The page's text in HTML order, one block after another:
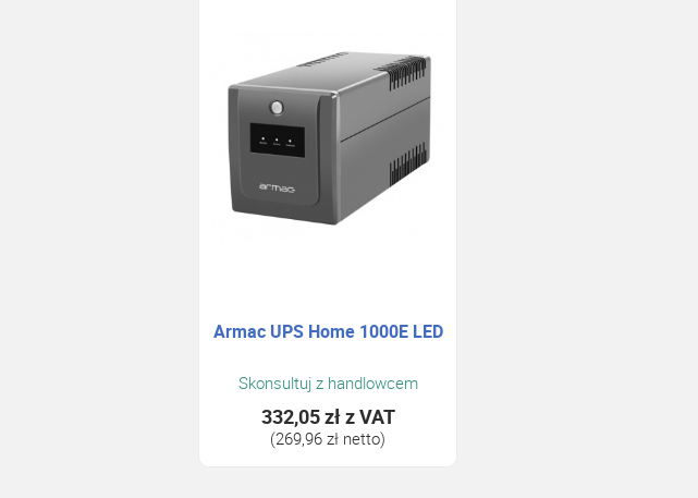
Armac UPS Home 1000E LED
Skonsultuj z handlowcem
332,05 złz VAT
(269,96 zł netto)